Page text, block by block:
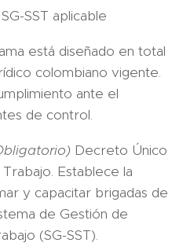
SST aplicable
está diseñado en total
colombiano vigente.
ante el
de control.
Decreto Único
Establece la
y capacitar brigadas de
de Gestión de
(SG-SST).